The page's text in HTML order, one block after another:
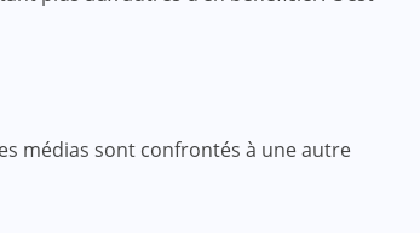
médias sont confrontés à une autre